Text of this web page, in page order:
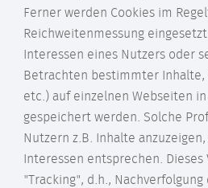
Ferner werden Cookies im
Reichweitenmessung
Interessen eines Nutzers oder
Betrachten bestimmter Inhalte,
etc.) auf einzelnen Webseiten
gespeichert werden. Solche
Nutzern z.B. Inhalte
Interessen entsprechen.
"Tracking", d.h.,